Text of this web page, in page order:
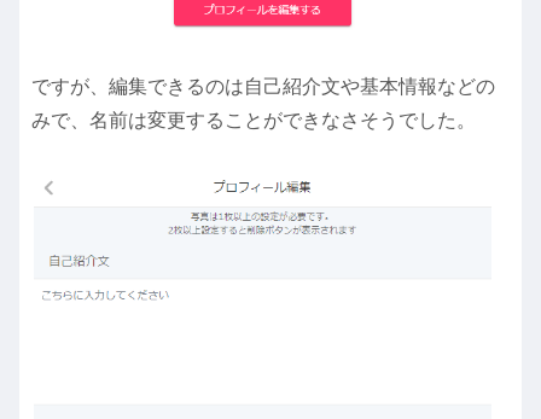
ですが、編集できるのは自己紹介文や基本情報などの
みで、名前は変更することができなさそうでした。